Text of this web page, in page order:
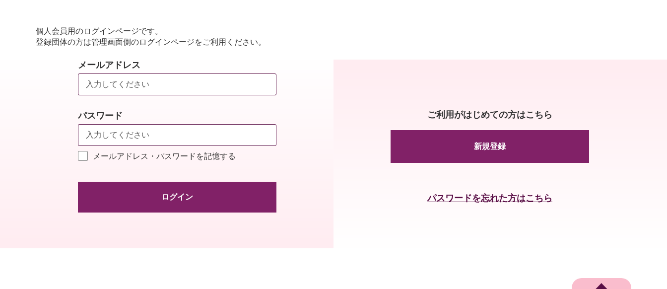
個人会員用のログインページです。
登録団体の方は管理画面側のログインページをご利用ください。
メールアドレス
パスワード
メールアドレス・パスワードを記憶する
ログイン
ご利用がはじめての方はこちら
新規登録
パスワードを忘れた方はこちら